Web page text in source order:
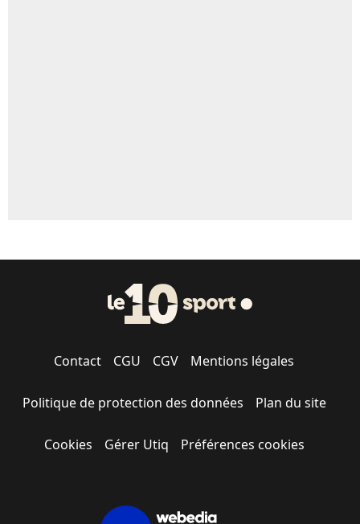
Contact CGU CGV Mentions légales
Politique de protection des données Plan du site
Cookies Gérer Utiq Préférences cookies